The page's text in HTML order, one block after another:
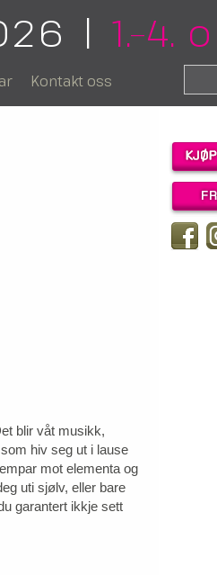
| 1.–4.
Kontakt oss
blir våt musikk,
hiv seg ut i lause
mot elementa og
uti sjølv, eller bare
garantert ikkje sett